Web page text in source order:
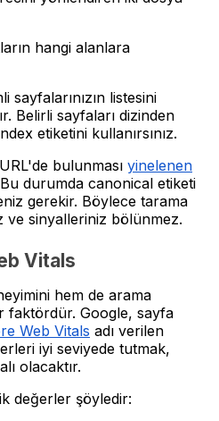
hangi alanlara
sayfalarınızın listesini
Belirli sayfaları dizinden
etiketini kullanırsınız.
bulunması yinelenen
durumda canonical etiketi
gerekir. Böylece tarama
ve sinyalleriniz bölünmez.
Vitals
hem de arama
faktördür. Google, sayfa
Web Vitals adı verilen
iyi seviyede tutmak,
olacaktır.
değerler şöyledir: